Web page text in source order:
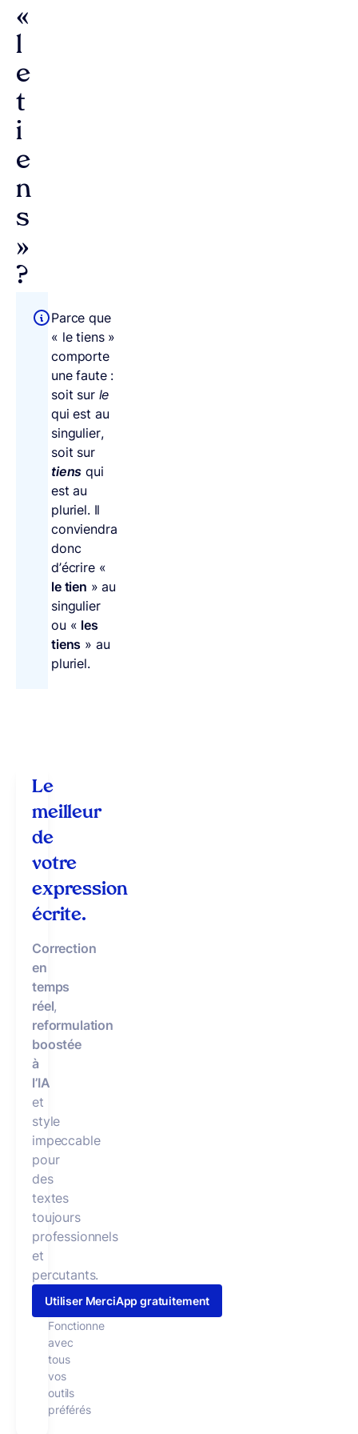
«
l
e
t
i
e
n
s
»
?
Parce que
« le tiens »
comporte
une faute :
soit sur le
qui est au
singulier,
soit sur
tiens qui
est au
pluriel. Il
conviendra
donc
d’écrire «
le tien » au
singulier
ou « les
tiens » au
pluriel.
Le
meilleur
de
votre
expression
écrite.
Correction
en
temps
réel,
reformulation
boostée
à
l’IA
et
style
impeccable
pour
des
textes
toujours
professionnels
et
percutants.
Utiliser MerciApp gratuitement
Fonctionne
avec
tous
vos
outils
préférés